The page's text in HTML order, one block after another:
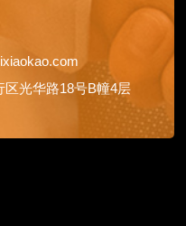
区光华路18号B幢4层